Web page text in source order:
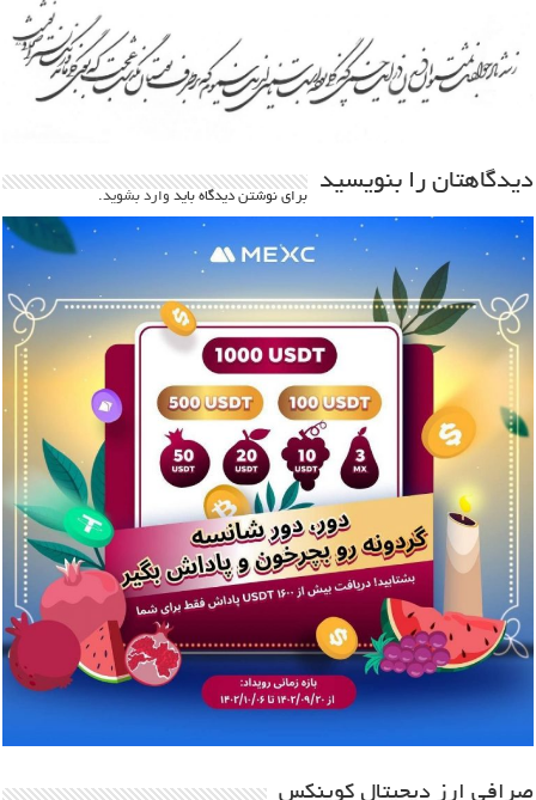
دیدگاهتان را بنویسید
برای نوشتن دیدگاه باید وارد بشوید.
صرافی ارز دیجیتال کوینکس